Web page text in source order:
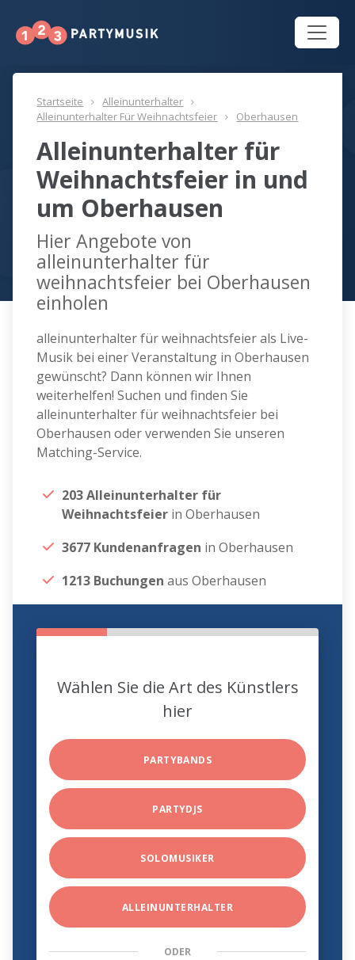
Startseite
Alleinunterhalter
Alleinunterhalter Für Weihnachtsfeier
Oberhausen
Alleinunterhalter für
Weihnachtsfeier in und
um Oberhausen
Hier Angebote von
alleinunterhalter für
weihnachtsfeier bei Oberhausen
einholen
alleinunterhalter für weihnachtsfeier als Live-
Musik bei einer Veranstaltung in Oberhausen
gewünscht? Dann können wir Ihnen
weiterhelfen! Suchen und finden Sie
alleinunterhalter für weihnachtsfeier bei
Oberhausen oder verwenden Sie unseren
Matching-Service.
203 Alleinunterhalter für
Weihnachtsfeier in Oberhausen
3677 Kundenanfragen in Oberhausen
1213 Buchungen aus Oberhausen
Wählen Sie die Art des Künstlers
hier
PARTYBANDS
PARTYDJS
SOLOMUSIKER
ALLEINUNTERHALTER
ODER